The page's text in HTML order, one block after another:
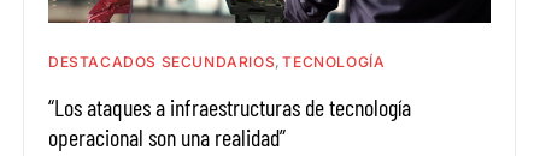
DESTACADOS SECUNDARIOS TECNOLOGÍA
“Los ataques a infraestructuras de tecnología
operacional son una realidad”